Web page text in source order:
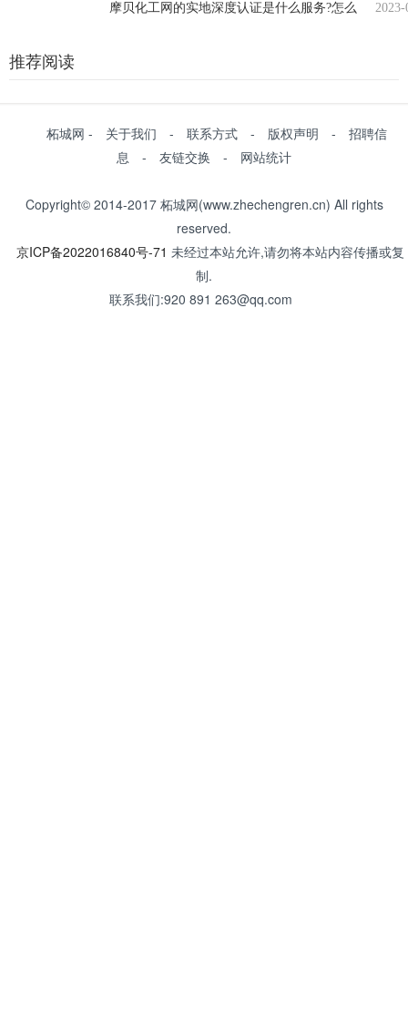
摩贝化工网的实地深度认证是什么服务?怎么
2023-
推荐阅读
柘城网 - 关于我们 - 联系方式 - 版权声明 - 招聘信
息 - 友链交换 - 网站统计
Copyright© 2014-2017 柘城网(www.zhechengren.cn) All rights
reserved.
京ICP备2022016840号-71 未经过本站允许,请勿将本站内容传播或复
制.
联系我们:920 891 263@qq.com